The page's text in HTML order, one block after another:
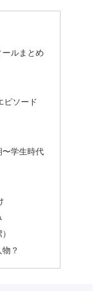
ルまとめ
ピソード
学生時代
？